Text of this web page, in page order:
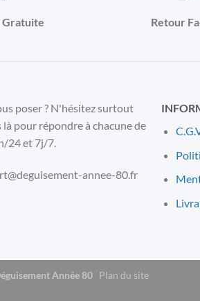
Gratuite Retour
poser ? N'hésitez surtout
là pour répondre à chacune de
24 et 7j/7.
annee-80.fr
Année 80 Plan du site